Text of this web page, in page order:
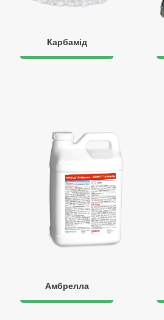
Карбамід
Амбрелла